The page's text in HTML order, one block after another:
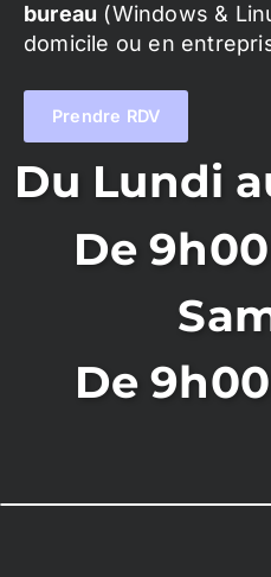
bureau (Windows &
domicile ou en
Prendre RDV
Du Lundi
De
De